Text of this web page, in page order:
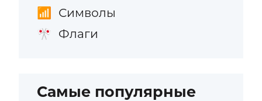
📶 Символы
🎌 Флаги
Самые популярные